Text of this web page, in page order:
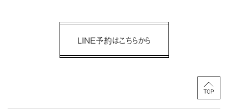
LINE予約はこちらから